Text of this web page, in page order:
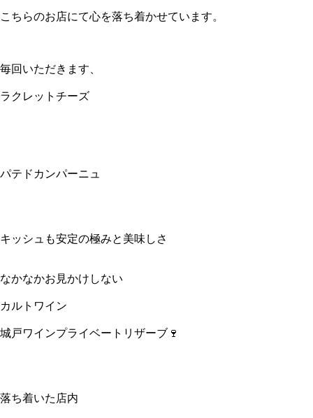
こちらのお店にて心を落ち着かせています。
毎回いただきます、
ラクレットチーズ
パテドカンパーニュ
キッシュも安定の極みと美味しさ
なかなかお見かけしない
カルトワイン
城戸ワインプライベートリザーブ🍷
落ち着いた店内